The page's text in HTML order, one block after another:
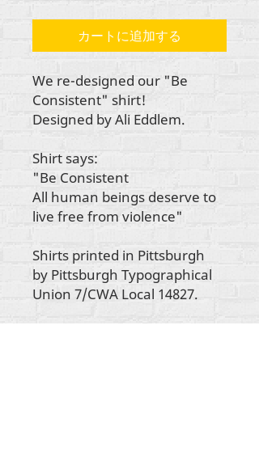
カートに追加する
We re-designed our "Be
Consistent" shirt!
Designed by Ali Eddlem.
Shirt says:
"Be Consistent
All human beings deserve to
live free from violence"
Shirts printed in Pittsburgh
by Pittsburgh Typographical
Union 7/CWA Local 14827.